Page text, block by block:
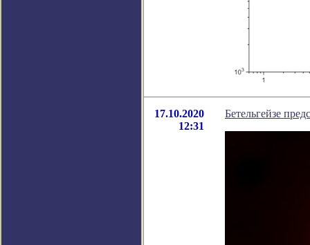
17.10.2020
12:31
Бетельгейзе